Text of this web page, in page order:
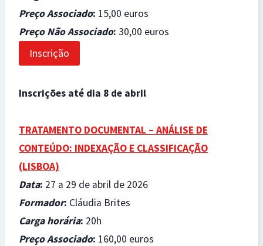
Preço Associado: 15,00 euros
Preço Não Associado: 30,00 euros
Inscrição
Inscrições até dia 8 de abril
TRATAMENTO DOCUMENTAL – ANÁLISE DE
CONTEÚDO: INDEXAÇÃO E CLASSIFICAÇÃO
(LISBOA)
Data: 27 a 29 de abril de 2026
Formador: Cláudia Brites
Carga horária: 20h
Preço Associado: 160,00 euros